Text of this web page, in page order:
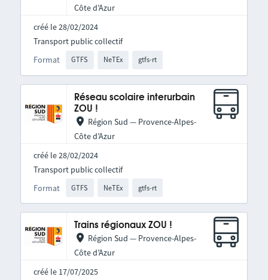
Côte d’Azur
créé le 28/02/2024
Format GTFS NeTEx gtfs-rt
Transport public collectif
Réseau scolaire interurbain
ZOU !
Région Sud — Provence-Alpes-
Côte d’Azur
créé le 28/02/2024
Format GTFS NeTEx gtfs-rt
Transport public collectif
Trains régionaux ZOU !
Région Sud — Provence-Alpes-
Côte d’Azur
créé le 17/07/2025